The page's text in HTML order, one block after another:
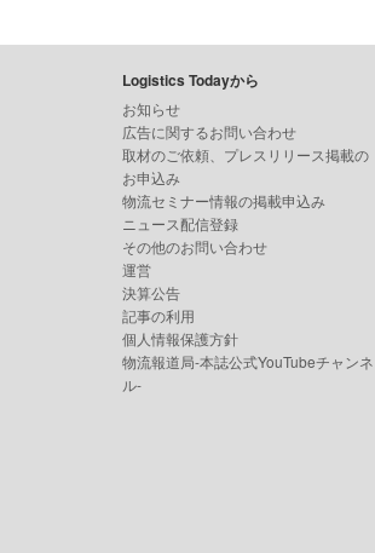
Logistics Todayから
お知らせ
広告に関するお問い合わせ
取材のご依頼、プレスリリース掲載の
お申込み
物流セミナー情報の掲載申込み
ニュース配信登録
その他のお問い合わせ
運営
決算公告
記事の利用
個人情報保護方針
物流報道局-本誌公式YouTubeチャンネ
ル-